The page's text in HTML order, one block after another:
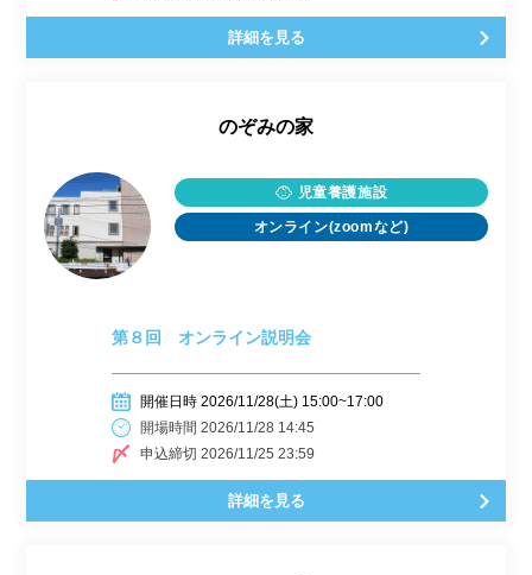
詳細を見る
のぞみの家
児童養護施設
オンライン(zoomなど)
第８回 オンライン説明会
開催日時 2026/11/28(土) 15:00~17:00
開場時間 2026/11/28 14:45
申込締切 2026/11/25 23:59
詳細を見る